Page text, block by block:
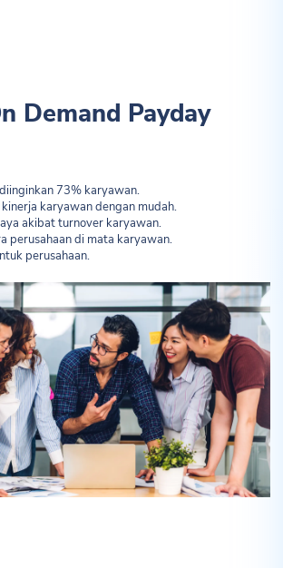
Demand Payday
73% karyawan.
karyawan dengan mudah.
akibat turnover karyawan.
perusahaan di mata karyawan.
perusahaan.